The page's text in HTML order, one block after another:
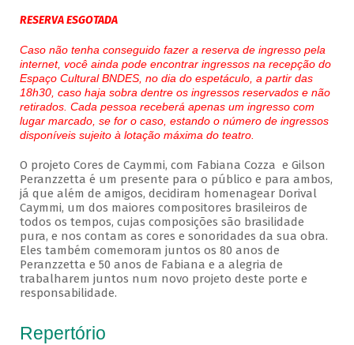
RESERVA ESGOTADA
Caso não tenha conseguido fazer a reserva de ingresso pela
internet, você ainda pode encontrar ingressos na recepção do
Espaço Cultural BNDES, no dia do espetáculo, a partir das
18h30, caso haja sobra dentre os ingressos reservados e não
retirados. Cada pessoa receberá apenas um ingresso com
lugar marcado, se for o caso, estando o número de ingressos
disponíveis sujeito à lotação máxima do teatro.
O projeto Cores de Caymmi, com Fabiana Cozza e Gilson
Peranzzetta é um presente para o público e para ambos,
já que além de amigos, decidiram homenagear Dorival
Caymmi, um dos maiores compositores brasileiros de
todos os tempos, cujas composições são brasilidade
pura, e nos contam as cores e sonoridades da sua obra.
Eles também comemoram juntos os 80 anos de
Peranzzetta e 50 anos de Fabiana e a alegria de
trabalharem juntos num novo projeto deste porte e
responsabilidade.
Repertório